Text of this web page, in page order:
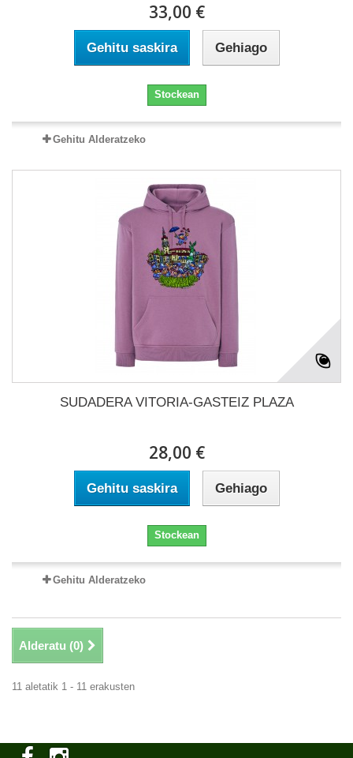
33,00 €
Gehitu saskira Gehiago
Stockean
Gehitu Alderatzeko
SUDADERA VITORIA-GASTEIZ PLAZA
28,00 €
Gehitu saskira Gehiago
Stockean
Gehitu Alderatzeko
Alderatu (0)
11 aletatik 1 - 11 erakusten